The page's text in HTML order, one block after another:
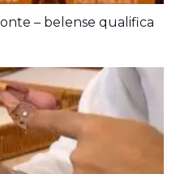
– belense qualifica